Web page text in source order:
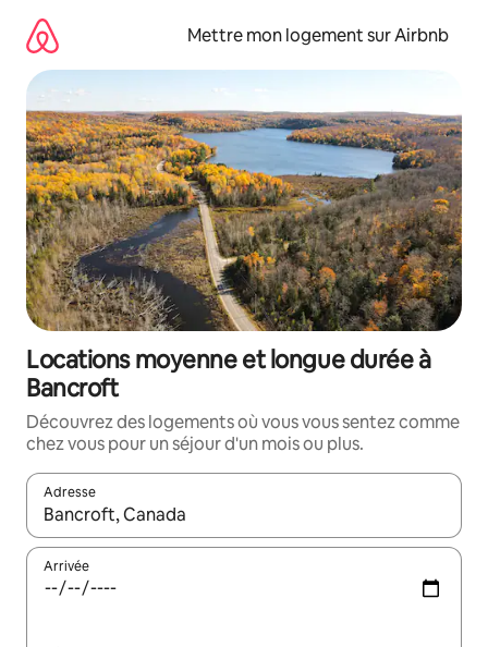
directement
contenu
Mettre mon logement sur Airbnb
Locations moyenne et longue durée à
Bancroft
Découvrez des logements où vous vous sentez comme
chez vous pour un séjour d'un mois ou plus.
Adresse
Lorsque les résultats s'affichent, utilisez les flèches vers le
Arrivée